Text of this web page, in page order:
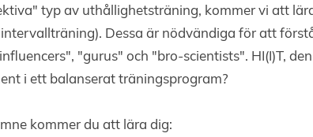
typ av uthållighetsträning, kommer vi att
Dessa är nödvändiga för att
"gurus" och "bro-scientists". HI(I)T,
i ett balanserat träningsprogram?
kommer du att lära dig: